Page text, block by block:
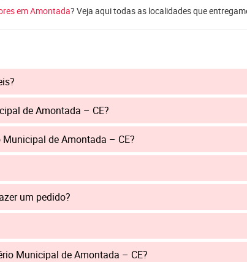
em Amontada? Veja aqui todas as localidades que
de Amontada – CE?
de Amontada – CE?
um pedido?
Municipal de Amontada – CE?